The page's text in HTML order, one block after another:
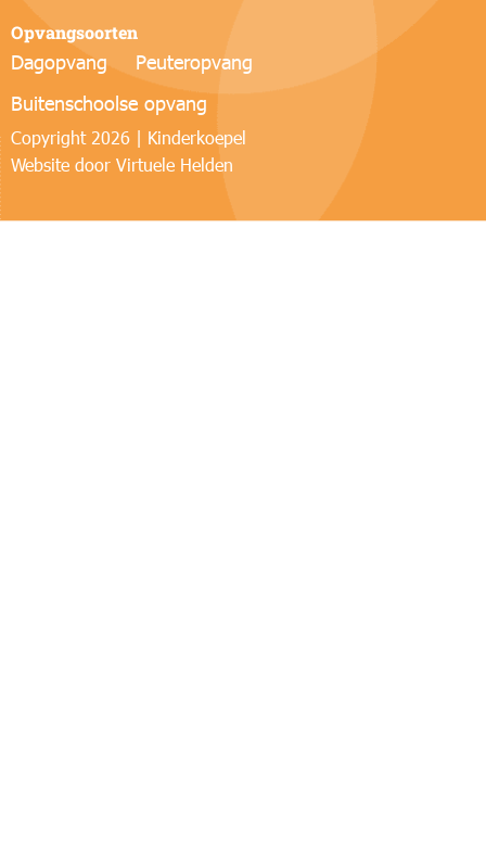
Opvangsoorten
Dagopvang
Peuteropvang
Buitenschoolse opvang
Copyright 2026 | Kinderkoepel
Website door Virtuele Helden